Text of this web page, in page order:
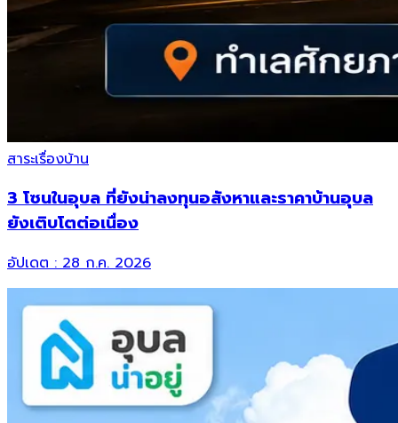
สาระเรื่องบ้าน
3 โซนในอุบล ที่ยังน่าลงทุนอสังหาและราคาบ้านอุบล
ยังเติบโตต่อเนื่อง
อัปเดต :28 ก.ค. 2026